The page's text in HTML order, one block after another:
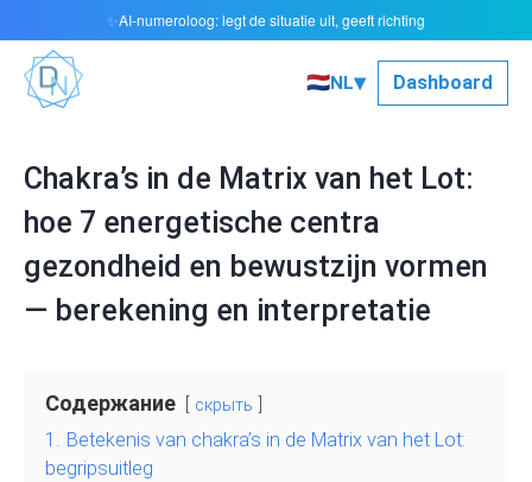
🇳🇱NL▾ Dashboard
Chakra’s in de Matrix van het Lot:
hoe 7 energetische centra
gezondheid en bewustzijn vormen
— berekening en interpretatie
Содержание скрыть
1. Betekenis van chakra’s in de Matrix van het Lot:
begripsuitleg
✨AI-numeroloog: legt de situatie uit, geeft richting